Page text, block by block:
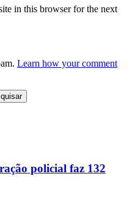
in this browser for the next
Learn how your comment
policial faz 132